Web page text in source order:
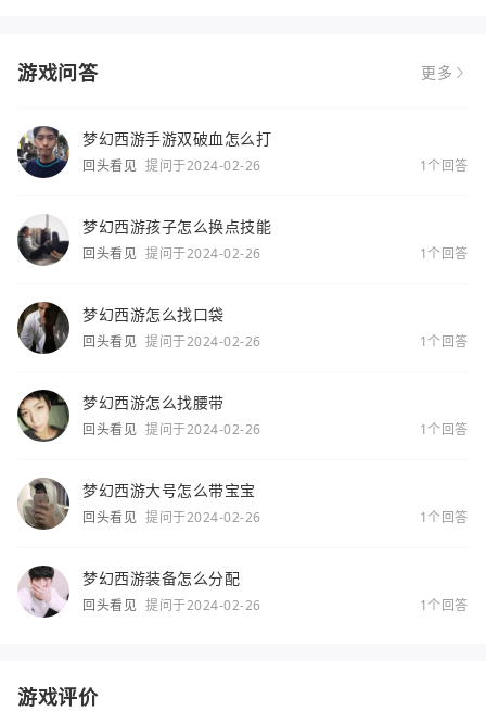
游戏问答 更多
梦幻西游手游双破血怎么打
回头看见 提问于2024-02-26 1个回答
梦幻西游孩子怎么换点技能
回头看见 提问于2024-02-26 1个回答
梦幻西游怎么找口袋
回头看见 提问于2024-02-26 1个回答
梦幻西游怎么找腰带
回头看见 提问于2024-02-26 1个回答
梦幻西游大号怎么带宝宝
回头看见 提问于2024-02-26 1个回答
梦幻西游装备怎么分配
回头看见 提问于2024-02-26 1个回答
游戏评价